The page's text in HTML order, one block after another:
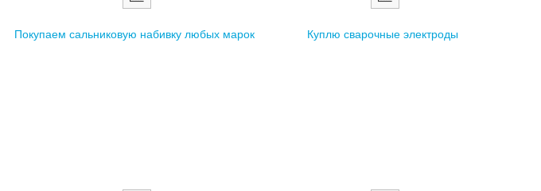
Покупаем сальниковую набивку любых марок Куплю сварочные электроды